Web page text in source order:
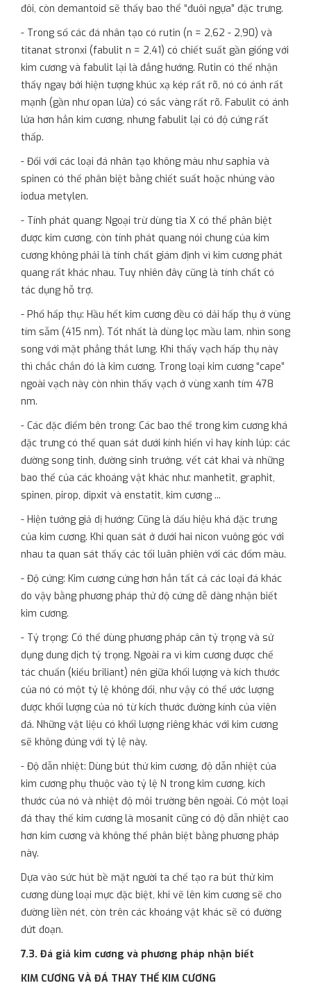
đôi, còn demantoid sẽ thấy bao thể “đuôi ngựa” đặc trưng.
- Trong số các đá nhân tạo có rutin (n = 2,62 - 2,90) và
titanat stronxi (fabulit n = 2,41) có chiết suất gần giống với
kim cương và fabulit lại là đẳng hướng. Rutin có thể nhận
thấy ngay bởi hiện tượng khúc xạ kép rất rõ, nó có ánh rất
mạnh (gần như opan lửa) có sắc vàng rất rõ. Fabulit có ánh
lửa hơn hẳn kim cương, nhưng fabulit lại có độ cứng rất
thấp.
- Đối với các loại đá nhân tạo không màu như saphia và
spinen có thể phân biệt bằng chiết suất hoặc nhúng vào
iodua metylen.
- Tính phát quang: Ngoại trừ dùng tia X có thể phân biệt
được kim cương, còn tính phát quang nói chung của kim
cương không phải là tính chất giám định vì kim cương phát
quang rất khác nhau. Tuy nhiên đây cũng là tính chất có
tác dụng hỗ trợ.
- Phổ hấp thụ: Hầu hết kim cương đều có dải hấp thụ ở vùng
tím sẫm (415 nm). Tốt nhất là dùng lọc mầu lam, nhìn song
song với mặt phẳng thắt lưng. Khi thấy vạch hấp thụ này
thì chắc chắn đó là kim cương. Trong loại kim cương “cape”
ngoài vạch này còn nhìn thấy vạch ở vùng xanh tím 478
nm.
- Các đặc điểm bên trong: Các bao thể trong kim cương khá
đặc trưng có thể quan sát dưới kính hiển vi hay kính lúp: các
đường song tinh, đường sinh trưởng, vết cát khai và những
bao thể của các khoáng vật khác như: manhetit, graphit,
spinen, pirop, dipxit và enstatit, kim cương ...
- Hiện tưởng giả dị hướng: Cũng là dấu hiệu khá đặc trưng
của kim cương. Khi quan sát ở dưới hai nicon vuông góc với
nhau ta quan sát thấy các tối luân phiên với các đốm màu.
- Độ cứng: Kim cương cứng hơn hẳn tất cả các loại đá khác
do vậy bằng phương pháp thử độ cứng dễ dàng nhận biết
kim cương.
- Tỷ trọng: Có thể dùng phương pháp cân tỷ trọng và sử
dụng dung dịch tỷ trọng. Ngoài ra vì kim cương được chế
tác chuẩn (kiểu briliant) nên giữa khối lượng và kích thước
của nó có một tỷ lệ không đổi, như vậy có thể ước lượng
được khối lượng của nó từ kích thước đường kính của viên
đá. Những vật liệu có khối lượng riêng khác với kim cương
sẽ không đúng với tỷ lệ này.
- Độ dẫn nhiệt: Dùng bút thử kim cương, độ dẫn nhiệt của
kim cương phụ thuộc vào tỷ lệ N trong kim cương, kích
thước của nó và nhiệt độ môi trường bên ngoài. Có một loại
đá thay thế kim cương là mosanit cũng có độ dẫn nhiệt cao
hơn kim cương và không thể phân biệt bằng phương pháp
này.
Dựa vào sức hút bề mặt người ta chế tạo ra bút thử kim
cương dùng loại mực đặc biệt, khi vẽ lên kim cương sẽ cho
đường liền nét, còn trên các khoáng vật khác sẽ có đường
đứt đoạn.
7.3. Đá giả kim cương và phương pháp nhận biết
KIM CƯƠNG VÀ ĐÁ THAY THẾ KIM CƯƠNG